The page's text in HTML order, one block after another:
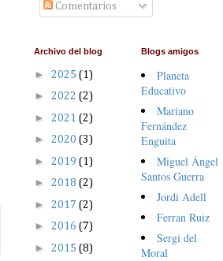
Comentarios
Archivo del blog
► 2025 (1)
► 2022 (2)
► 2021 (2)
► 2020 (3)
► 2019 (1)
► 2018 (2)
► 2017 (2)
► 2016 (7)
► 2015 (8)
Blogs amigos
Planeta
Educativo
Mariano
Fernández
Enguita
Miguel Ángel
Santos Guerra
Jordi Adell
Ferran Ruiz
Sergi del
Moral